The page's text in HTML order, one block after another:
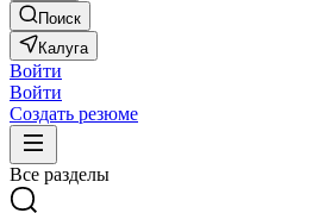
Поиск
Калуга
Войти
Войти
Создать резюме
Все разделы